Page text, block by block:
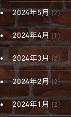
2024年5月(2)
2024年4月 (1)
2024年3月 (2)
2024年2月(2)
2024年1月 (2)